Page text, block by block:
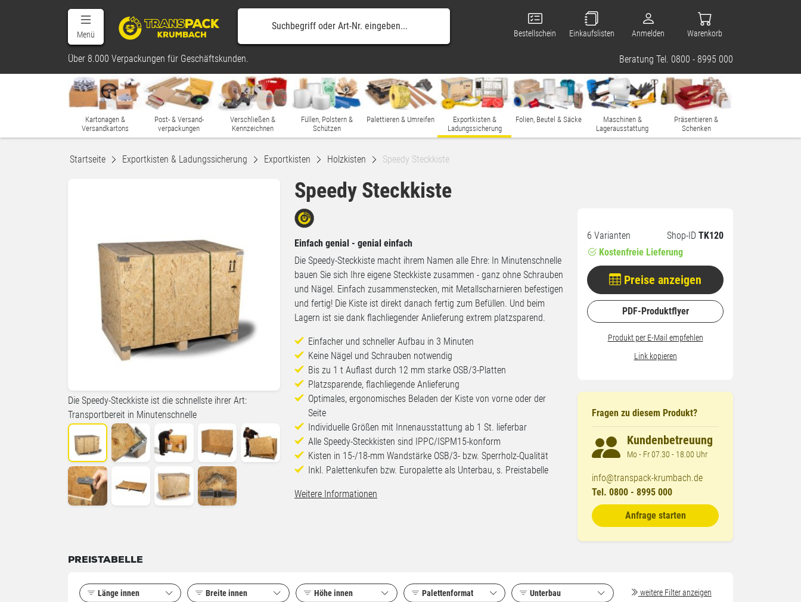
Menü Bestellschein Einkaufslisten Anmelden Warenkorb
Über 8.000 Verpackungen für Geschäftskunden. Beratung Tel. 0800 - 8995 000
Kartonagen &
Versandkartons
Post- & Versand-
verpackungen
Verschließen &
Kennzeichnen
Füllen, Polstern &
Schützen
Palettieren & Umreifen
Exportkisten &
Ladungssicherung
Folien, Beutel & Säcke
Maschinen &
Lagerausstattung
Präsentieren &
Schenken
Startseite Exportkisten & Ladungssicherung Exportkisten Holzkisten Speedy Steckkiste
Speedy Steckkiste
Die Speedy-Steckkiste ist die schnellste ihrer Art:
Transportbereit in Minutenschnelle
6 Varianten Shop-ID TK120
Kostenfreie Lieferung
Preise anzeigen
PDF-Produktflyer
Produkt per E-Mail empfehlen
Link kopieren
Fragen zu diesem Produkt?
Kundenbetreuung
Mo - Fr 07.30 - 18.00 Uhr
info@transpack-krumbach.de
Tel. 0800 - 8995 000
Anfrage starten
Einfach genial - genial einfach
Die Speedy-Steckkiste macht ihrem Namen alle Ehre: In Minutenschnelle
bauen Sie sich Ihre eigene Steckkiste zusammen - ganz ohne Schrauben
und Nägel. Einfach zusammenstecken, mit Metallscharnieren befestigen
und fertig! Die Kiste ist direkt danach fertig zum Befüllen. Und beim
Lagern ist sie dank flachliegender Anlieferung extrem platzsparend.
Einfacher und schneller Aufbau in 3 Minuten
Keine Nägel und Schrauben notwendig
Bis zu 1 t Auflast durch 12 mm starke OSB/3-Platten
Platzsparende, flachliegende Anlieferung
Optimales, ergonomisches Beladen der Kiste von vorne oder der
Seite
Individuelle Größen mit Innenausstattung ab 1 St. lieferbar
Alle Speedy-Steckkisten sind IPPC/ISPM15-konform
Kisten in 15-/18-mm Wandstärke OSB/3- bzw. Sperrholz-Qualität
Inkl. Palettenkufen bzw. Europalette als Unterbau, s. Preistabelle
Weitere Informationen
PREISTABELLE
Länge innen Breite innen Höhe innen Palettenformat Unterbau weitere Filter anzeigen